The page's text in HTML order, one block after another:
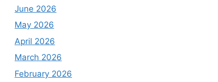
June 2026
May 2026
April 2026
March 2026
February 2026